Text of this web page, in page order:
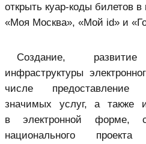
открыть куар-коды билетов
«Моя Москва», «Мой id» и
Создание,
инфраструктуры
числе предоставление
значимых услуг, а также
в электронной форме,
национального